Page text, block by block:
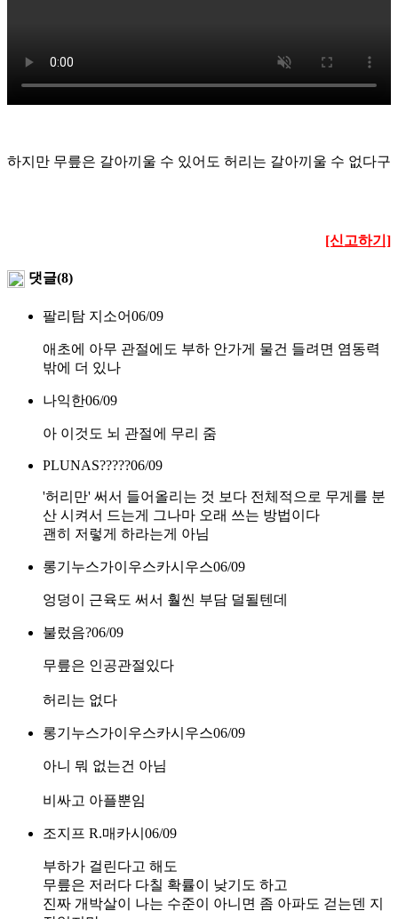
하지만 무릎은 갈아끼울 수 있어도 허리는 갈아끼울 수 없다구
[신고하기]
댓글(8)
팔리탐 지소어06/09
애초에 아무 관절에도 부하 안가게 물건 들려면 염동력
밖에 더 있나
나익한06/09
아 이것도 뇌 관절에 무리 줌
PLUNAS?????06/09
'허리만' 써서 들어올리는 것 보다 전체적으로 무게를 분
산 시켜서 드는게 그나마 오래 쓰는 방법이다
괜히 저렇게 하라는게 아님
롱기누스가이우스카시우스06/09
엉덩이 근육도 써서 훨씬 부담 덜될텐데
불렀음?06/09
무릎은 인공관절있다
허리는 없다
롱기누스가이우스카시우스06/09
아니 뭐 없는건 아님
비싸고 아플뿐임
조지프 R.매카시 06/09
부하가 걸린다고 해도
무릎은 저러다 다칠 확률이 낮기도 하고
진짜 개박살이 나는 수준이 아니면 좀 아파도 걷는덴 지